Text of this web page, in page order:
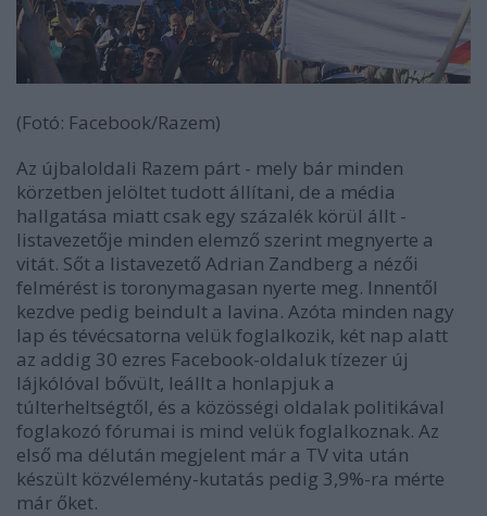
(Fotó: Facebook/Razem)
Az újbaloldali Razem párt - mely bár minden
körzetben jelöltet tudott állítani, de a média
hallgatása miatt csak egy százalék körül állt -
listavezetője minden elemző szerint megnyerte a
vitát. Sőt a listavezető Adrian Zandberg a nézői
felmérést is toronymagasan nyerte meg. Innentől
kezdve pedig beindult a lavina. Azóta minden nagy
lap és tévécsatorna velük foglalkozik, két nap alatt
az addig 30 ezres Facebook-oldaluk tízezer új
lájkólóval bővült, leállt a honlapjuk a
túlterheltségtől, és a közösségi oldalak politikával
foglakozó fórumai is mind velük foglalkoznak. Az
első ma délután megjelent már a TV vita után
készült közvélemény-kutatás pedig 3,9%-ra mérte
már őket.